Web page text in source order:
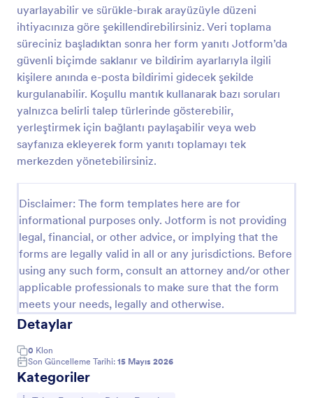
uyarlayabilir ve sürükle-bırak arayüzüyle düzeni
ihtiyacınıza göre şekillendirebilirsiniz. Veri toplama
süreciniz başladıktan sonra her form yanıtı Jotform’da
güvenli biçimde saklanır ve bildirim ayarlarıyla ilgili
kişilere anında e-posta bildirimi gidecek şekilde
kurgulanabilir. Koşullu mantık kullanarak bazı soruları
yalnızca belirli talep türlerinde gösterebilir,
yerleştirmek için bağlantı paylaşabilir veya web
sayfanıza ekleyerek form yanıtı toplamayı tek
merkezden yönetebilirsiniz.
Disclaimer: The form templates here are for
informational purposes only. Jotform is not providing
legal, financial, or other advice, or implying that the
forms are legally valid in all or any jurisdictions. Before
using any such form, consult an attorney and/or other
applicable professionals to make sure that the form
meets your needs, legally and otherwise.
Detaylar
0 Klon
Son Güncelleme Tarihi: 15 Mayıs 2026
Kategoriler
Bilgisayar Tamiri İş Emri Formu
Bir bilgisayar tamiri iş emri formu, bilgisayar onarım iş
emri isteklerini online olarak sorunsuz bir şekilde
kabul etmek için BT ve bilgisayar onarım hizmeti
uzmanları tarafından kullanılır. Ücretsiz
şablonumuzla, formu şirketinize uyacak şekilde
özelleştirmeniz, web sitenize yerleştirmeniz ve
isteklerin gelmeye başlamasını beklemeniz yeterlidir.
Bu ücretsiz Bilgisayar Tamiri İş Emri Formu ile iş emri
formlarınızı online alarak, dağınık evrak işlerini
ortadan kaldırabilir, manuel görevlerde zamandan
tasarruf edebilir ve müşterileriniz için süreci
kolaylaştırabilirsiniz. Her teknik servis farklıdır, bu
nedenle Bilgisayar Tamiri İş Emri Formunuzu
benzersiz hizmetlerinizi yansıtacak şekilde
özelleştirdiğinizden emin olun! Şirket logonuzu
görüntülerini toplamak için dosya yükleme alanları
ekleyin ve hatta kişisel bir dokunuş için yazı tiplerini,
renkleri ve arka plan resmini değiştirin. Jotform'un
Go to Category:
İş Talep Formları
Şablon Kullan
Önizleme